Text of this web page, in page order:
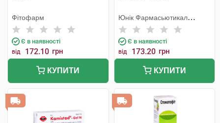
Фітофарм
Є в наявності
від 172.10 грн
КУПИТИ
Юнік Фармасьютикал
Лабораторіз
Є в наявності
від 173.20 грн
КУПИТИ